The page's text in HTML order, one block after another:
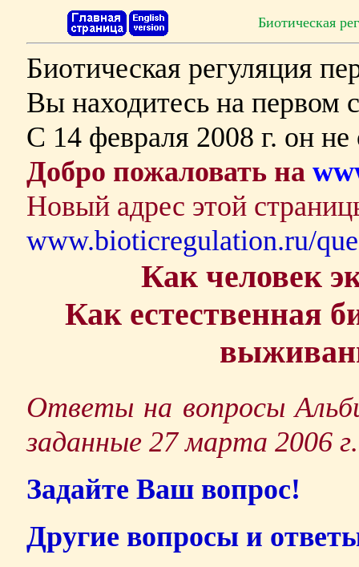
Биотическая
Биотическая регуляция
Вы находитесь на первом
С 14 февраля 2008 г. он не
Добро пожаловать на
Новый адрес этой
www.bioticregulation.ru/
Как человек
Как естественная
Ответы на вопросы
заданные 27 марта 2006 г.
Задайте Ваш вопрос!
Другие вопросы и